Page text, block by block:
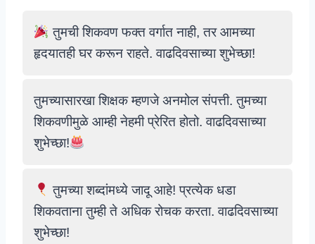
तुमची शिकवण फक्त वर्गात नाही, तर आमच्या
हृदयातही घर करून राहते. वाढदिवसाच्या शुभेच्छा!
तुमच्यासारखा शिक्षक म्हणजे अनमोल संपत्ती. तुमच्या
शिकवणीमुळे आम्ही नेहमी प्रेरित होतो. वाढदिवसाच्या
शुभेच्छा!
तुमच्या शब्दांमध्ये जादू आहे! प्रत्येक धडा
शिकवताना तुम्ही ते अधिक रोचक करता. वाढदिवसाच्या
शुभेच्छा!